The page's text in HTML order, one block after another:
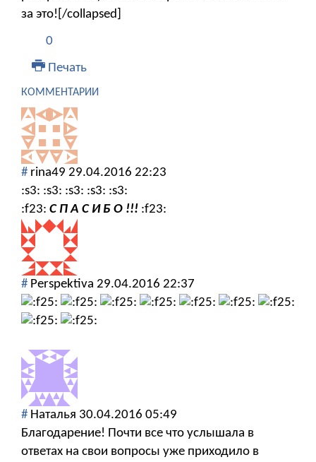
за это![/collapsed]
0
Печать
КОММЕНТАРИИ
# rina49 29.04.2016 22:23
:s3: :s3: :s3: :s3: :s3:
:f23: С П А С И Б О !!! :f23:
# Perspektiva 29.04.2016 22:37
# Наталья 30.04.2016 05:49
Благодарение! Почти все что услышала в
ответах на свои вопросы уже приходило в